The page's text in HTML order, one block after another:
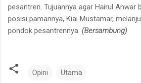
pesantren. Tujuannya agar Hairul Anwar
posisi pamannya, Kiai Mustamar,
pondok pesantrennya. (Bersambung)
Opini Utama